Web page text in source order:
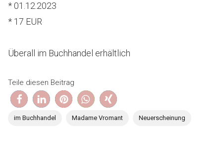
* 01.12.2023
* 17 EUR
Überall im Buchhandel erhältlich
Teile diesen Beitrag
im Buchhandel Madame Vromant Neuerscheinung